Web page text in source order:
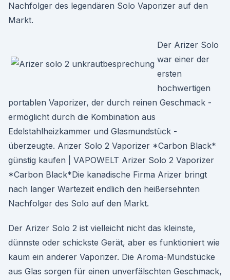
Nachfolger des legendären Solo Vaporizer auf den
Markt.
Der Arizer Solo
war einer der
ersten
hochwertigen
portablen Vaporizer, der durch reinen Geschmack -
ermöglicht durch die Kombination aus
Edelstahlheizkammer und Glasmundstück -
überzeugte. Arizer Solo 2 Vaporizer *Carbon Black*
günstig kaufen | VAPOWELT Arizer Solo 2 Vaporizer
*Carbon Black*Die kanadische Firma Arizer bringt
nach langer Wartezeit endlich den heißersehnten
Nachfolger des Solo auf den Markt.
Der Arizer Solo 2 ist vielleicht nicht das kleinste,
dünnste oder schickste Gerät, aber es funktioniert wie
kaum ein anderer Vaporizer. Die Aroma-Mundstücke
aus Glas sorgen für einen unverfälschten Geschmack,